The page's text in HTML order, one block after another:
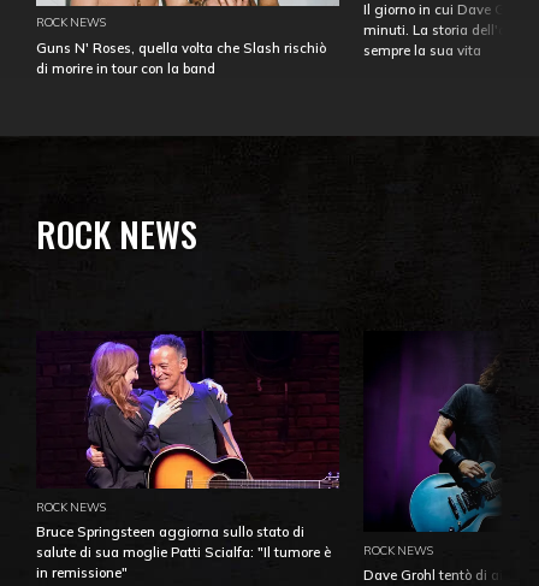
ROCK NEWS
Guns N' Roses, quella volta che Slash rischiò
di morire in tour con la band
Il giorno in cui Dave
minuti. La storia
sempre la sua vita
ROCK NEWS
ROCK NEWS
Bruce Springsteen aggiorna sullo stato di
salute di sua moglie Patti Scialfa: "Il tumore è
in remissione"
ROCK NEWS
Dave Grohl tentò di